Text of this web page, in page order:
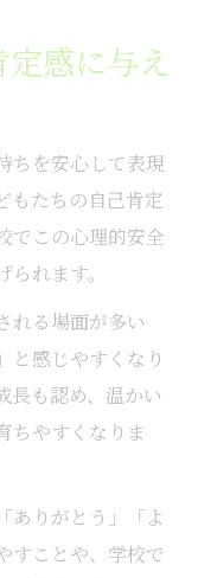
己肯定感に与
感向上に寄与
何が必要か
家庭のサポー
己肯定感の働
に与える影響
感に与え
ちを安心して表現
もたちの自己肯定
でこの心理的安全
れます。
れる場面が多い
と感じやすくなり
長も認め、温かい
ちやすくなりま
ありがとう」「よ
すことや、学校で